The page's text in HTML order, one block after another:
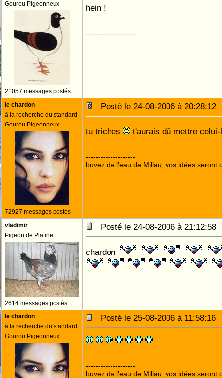
Gourou Pigeonneux
21057 messages postés
hein !
--------------------
le chardon
à la recherche du standard
Gourou Pigeonneux
72927 messages postés
Posté le 24-08-2006 à
tu triches t'aurais dû mettre
--------------------
buvez de l'eau de Millau, vos idées seront
vladimir
Pigeon de Platine
2614 messages postés
Posté le 24-08-2006 à
chardon
le chardon
à la recherche du standard
Gourou Pigeonneux
Posté le 25-08-2006 à
--------------------
buvez de l'eau de Millau, vos idées seront